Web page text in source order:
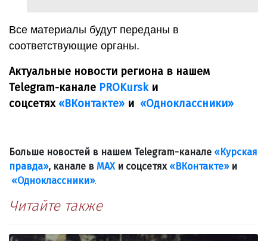
Все материалы будут переданы в
соответствующие органы.
Актуальные новости региона в нашем
Telegram-канале PROKurskи
соцсетях «ВКонтакте» и «Одноклассники»
Больше новостей в нашем Telegram-канале «Курская
правда», канале в МАХ и соцсетях «ВКонтакте»и
«Одноклассники».
Читайте также